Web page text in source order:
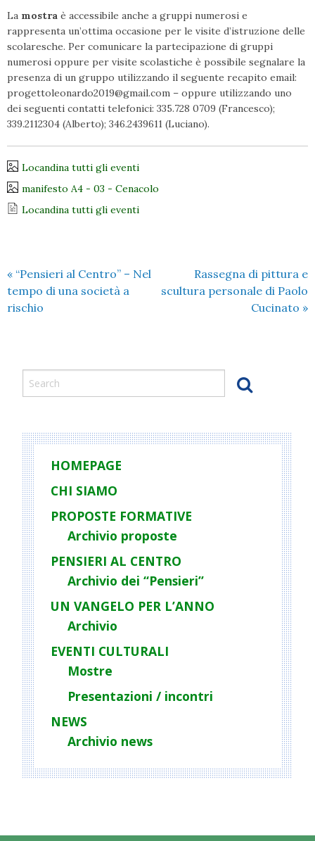
La mostra è accessibile anche a gruppi numerosi e
rappresenta un’ottima occasione per le visite d’istruzione delle
scolaresche. Per comunicare la partecipazione di gruppi
numerosi oppure per visite scolastiche è possibile segnalare la
presenza di un gruppo utilizzando il seguente recapito email:
progettoleonardo2019@gmail.com – oppure utilizzando uno
dei seguenti contatti telefonici: 335.728 0709 (Francesco);
339.2112304 (Alberto); 346.2439611 (Luciano).
Locandina tutti gli eventi
manifesto A4 - 03 - Cenacolo
Locandina tutti gli eventi
« “Pensieri al Centro” – Nel
tempo di una società a
rischio
Rassegna di pittura e
scultura personale di Paolo
Cucinato »
HOMEPAGE
CHI SIAMO
PROPOSTE FORMATIVE
Archivio proposte
PENSIERI AL CENTRO
Archivio dei “Pensieri”
UN VANGELO PER L’ANNO
Archivio
EVENTI CULTURALI
Mostre
Presentazioni / incontri
NEWS
Archivio news